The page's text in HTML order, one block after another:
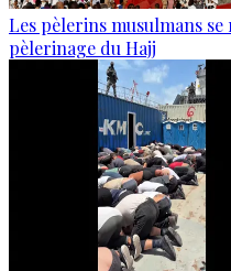
Les pèlerins musulmans
pèlerinage du Hajj